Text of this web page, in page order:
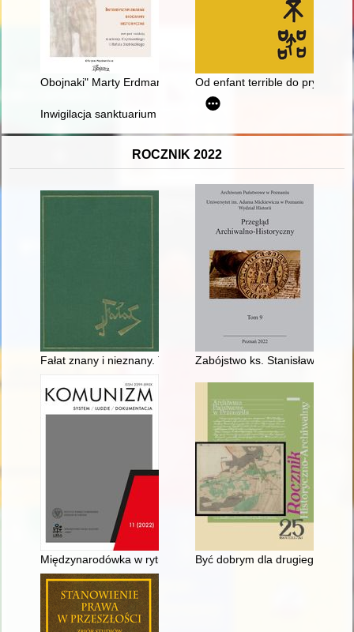
Obojnaki" Marty Erdman : przyczynek do biografii nielinearnej
Od enfant terrible do prymusa i
Inwigilacja sanktuarium Matki Bożej Pocieszenia w Leżajsku
ROCZNIK 2022
Fałat znany i nieznany. T. 4, cz. 2,Zabójstwo ks. Stanisława
Międzynarodówka w rytmie kankana : Podstawowa
Być dobrym dla drugiego